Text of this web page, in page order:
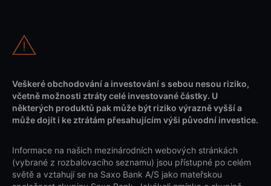
Veškeré obchodování a investování s sebou nesou riziko,
včetně možnosti ztráty celé investované částky. U
některých produktů pak může být riziko výrazně vyšší a
může dojít i ke ztrátám přesahujícím výši původní investice.
Informace na našich mezinárodních webových stránkách
(vybrané z rozbalovacího seznamu) jsou přístupné po celém
světě a vztahují se na Saxo Bank A/S jako mateřskou